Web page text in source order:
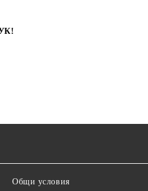
Общи условия